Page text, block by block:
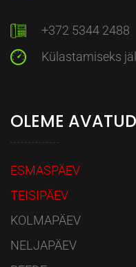
+372 5344 2488
Külastamiseks
OLEME
ESMASPÄEV
TEISIPÄEV
KOLMAPÄEV
NELJAPÄEV